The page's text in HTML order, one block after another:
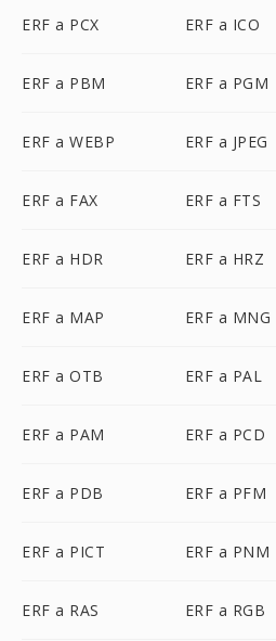
ERF a PCX ERF a ICO
ERF a PBM ERF a PGM
ERF a WEBP ERF a JPEG
ERF a FAX ERF a FTS
ERF a HDR ERF a HRZ
ERF a MAP ERF a MNG
ERF a OTB ERF a PAL
ERF a PAM ERF a PCD
ERF a PDB ERF a PFM
ERF a PICT ERF a PNM
ERF a RAS ERF a RGB